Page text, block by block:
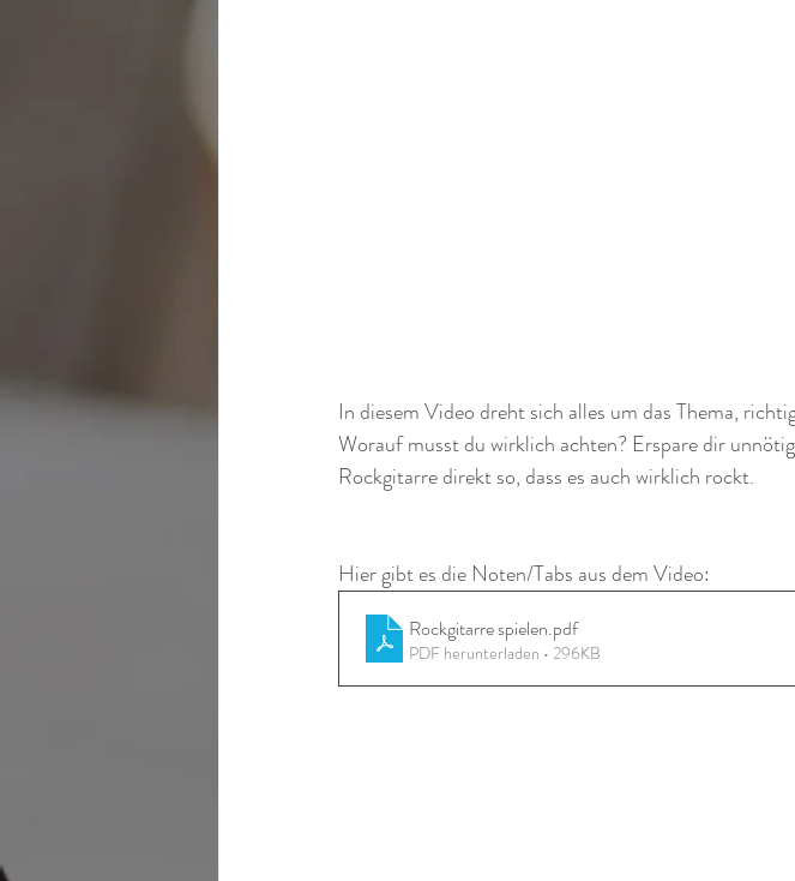
In diesem Video dreht sich alles um das Thema,
Worauf musst du wirklich achten? Erspare dir
Rockgitarre direkt so, dass es auch wirklich rockt.
Hier gibt es die Noten/Tabs aus dem Video:
Rockgitarre spielen.pdf
PDF herunterladen • 296KB